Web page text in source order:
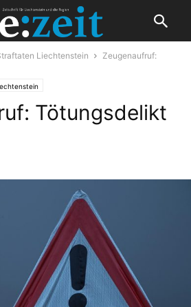
Liechtenstein
Zeugenaufruf:
Tötungsdelikt